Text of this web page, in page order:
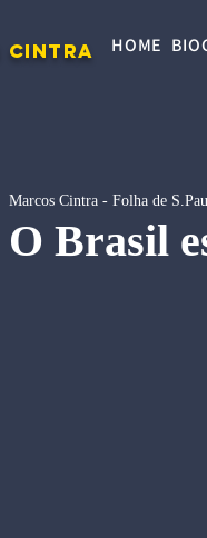
CINTRA HOME
O Brasil
Marcos Cintra - Folha de